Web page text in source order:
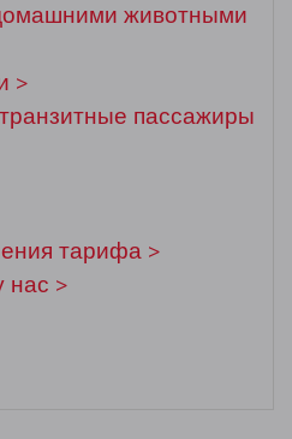
животными
>
пассажиры
тарифа >
нас >